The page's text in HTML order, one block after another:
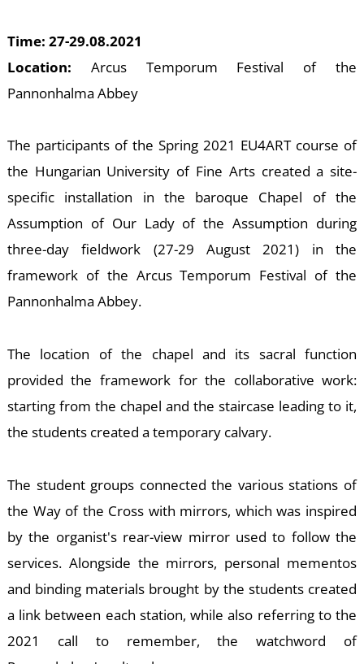
Time: 27-29.08.2021
Location: Arcus Temporum Festival of the
Pannonhalma Abbey
The participants of the Spring 2021 EU4ART course of
the Hungarian University of Fine Arts created a site-
specific installation in the baroque Chapel of the
Assumption of Our Lady of the Assumption during
three-day fieldwork (27-29 August 2021) in the
framework of the Arcus Temporum Festival of the
Pannonhalma Abbey.
The location of the chapel and its sacral function
provided the framework for the collaborative work:
starting from the chapel and the staircase leading to it,
the students created a temporary calvary.
The student groups connected the various stations of
the Way of the Cross with mirrors, which was inspired
by the organist's rear-view mirror used to follow the
services. Alongside the mirrors, personal mementos
and binding materials brought by the students created
a link between each station, while also referring to the
2021 call to remember, the watchword of